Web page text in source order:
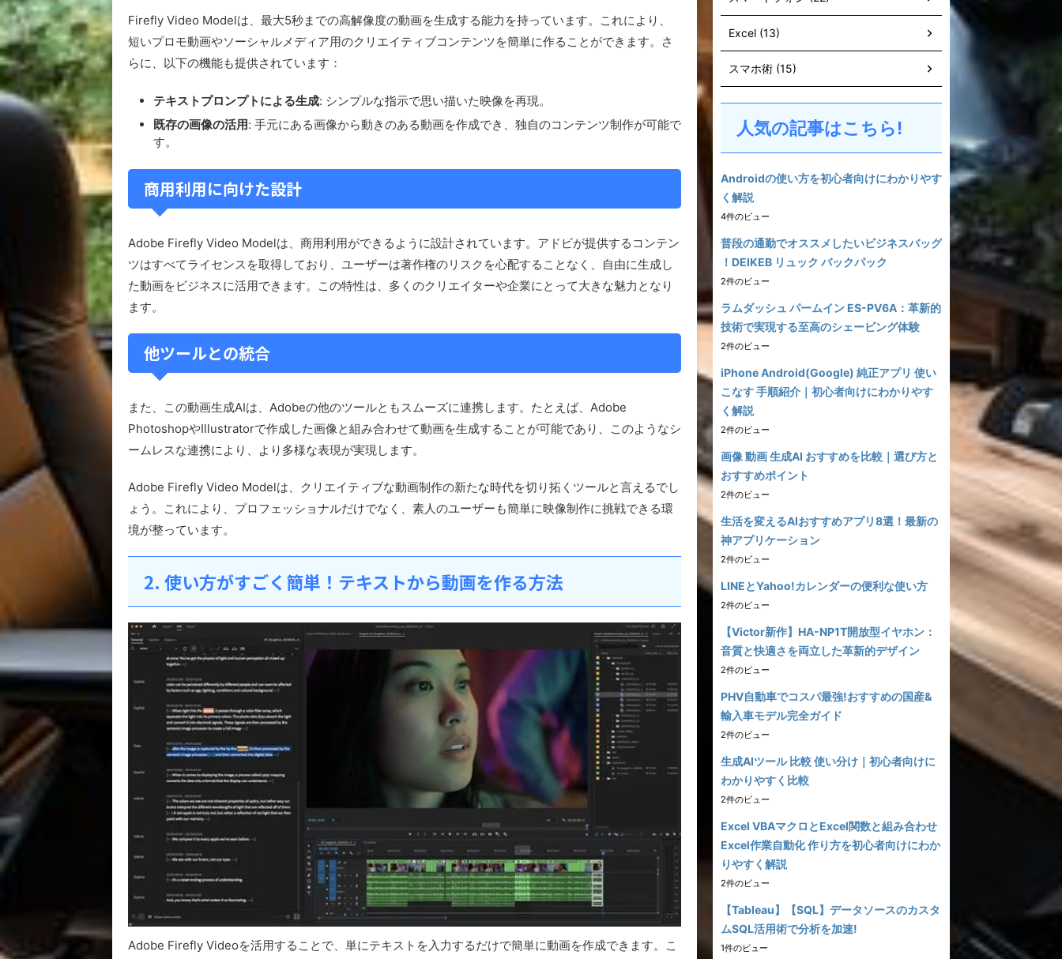
Firefly Video Modelは、最大5秒までの高解像度の動画を生成する能力を持っています。これにより、
短いプロモ動画やソーシャルメディア用のクリエイティブコンテンツを簡単に作ることができます。さ
らに、以下の機能も提供されています：
テキストプロンプトによる生成: シンプルな指示で思い描いた映像を再現。
既存の画像の活用: 手元にある画像から動きのある動画を作成でき、独自のコンテンツ制作が可能で
す。
商用利用に向けた設計
Adobe Firefly Video Modelは、商用利用ができるように設計されています。アドビが提供するコンテン
ツはすべてライセンスを取得しており、ユーザーは著作権のリスクを心配することなく、自由に生成し
た動画をビジネスに活用できます。この特性は、多くのクリエイターや企業にとって大きな魅力となり
ます。
他ツールとの統合
また、この動画生成AIは、Adobeの他のツールともスムーズに連携します。たとえば、Adobe
PhotoshopやIllustratorで作成した画像と組み合わせて動画を生成することが可能であり、このようなシ
ームレスな連携により、より多様な表現が実現します。
Adobe Firefly Video Modelは、クリエイティブな動画制作の新たな時代を切り拓くツールと言えるでし
ょう。これにより、プロフェッショナルだけでなく、素人のユーザーも簡単に映像制作に挑戦できる環
境が整っています。
2. 使い方がすごく簡単！テキストから動画を作る方法
Adobe Firefly Videoを活用することで、単にテキストを入力するだけで簡単に動画を作成できます。こ
Excel (13)
スマホ術 (15)
人気の記事はこちら!
Androidの使い方を初心者向けにわかりやす
く解説
4件のビュー
普段の通勤でオススメしたいビジネスバッグ
！DEIKEB リュック バックパック
2件のビュー
ラムダッシュ パームイン ES-PV6A：革新的
技術で実現する至高のシェービング体験
2件のビュー
iPhone Android(Google) 純正アプリ 使い
こなす 手順紹介｜初心者向けにわかりやす
く解説
2件のビュー
画像 動画 生成AI おすすめを比較｜選び方と
おすすめポイント
2件のビュー
生活を変えるAIおすすめアプリ8選！最新の
神アプリケーション
2件のビュー
LINEとYahoo!カレンダーの便利な使い方
2件のビュー
【Victor新作】HA-NP1T開放型イヤホン：
音質と快適さを両立した革新的デザイン
2件のビュー
PHV自動車でコスパ最強!おすすめの国産&
輸入車モデル完全ガイド
2件のビュー
生成AIツール 比較 使い分け｜初心者向けに
わかりやすく比較
2件のビュー
Excel VBAマクロとExcel関数と組み合わせ
Excel作業自動化 作り方を初心者向けにわか
りやすく解説
2件のビュー
【Tableau】【SQL】データソースのカスタ
ムSQL活用術で分析を加速!
1件のビュー